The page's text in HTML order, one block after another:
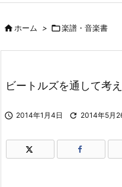
ホーム > 楽譜・音楽書
ビートルズを通して考
 2014年1月4日  2014年5月